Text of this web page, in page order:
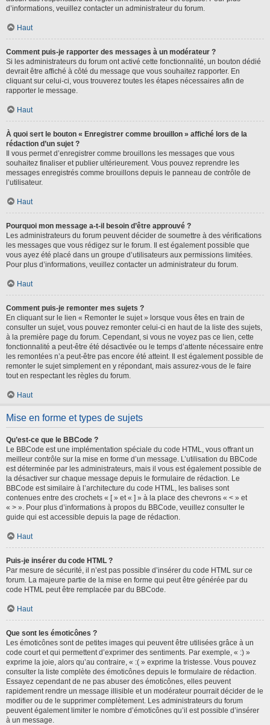
d’informations, veuillez contacter un administrateur du forum.
Haut
Comment puis-je rapporter des messages à un modérateur ?
Si les administrateurs du forum ont activé cette fonctionnalité, un bouton dédié
devrait être affiché à côté du message que vous souhaitez rapporter. En
cliquant sur celui-ci, vous trouverez toutes les étapes nécessaires afin de
rapporter le message.
Haut
À quoi sert le bouton « Enregistrer comme brouillon » affiché lors de la
rédaction d’un sujet ?
Il vous permet d’enregistrer comme brouillons les messages que vous
souhaitez finaliser et publier ultérieurement. Vous pouvez reprendre les
messages enregistrés comme brouillons depuis le panneau de contrôle de
l’utilisateur.
Haut
Pourquoi mon message a-t-il besoin d’être approuvé ?
Les administrateurs du forum peuvent décider de soumettre à des vérifications
les messages que vous rédigez sur le forum. Il est également possible que
vous ayez été placé dans un groupe d’utilisateurs aux permissions limitées.
Pour plus d’informations, veuillez contacter un administrateur du forum.
Haut
Comment puis-je remonter mes sujets ?
En cliquant sur le lien « Remonter le sujet » lorsque vous êtes en train de
consulter un sujet, vous pouvez remonter celui-ci en haut de la liste des sujets,
à la première page du forum. Cependant, si vous ne voyez pas ce lien, cette
fonctionnalité a peut-être été désactivée ou le temps d’attente nécessaire entre
les remontées n’a peut-être pas encore été atteint. Il est également possible de
remonter le sujet simplement en y répondant, mais assurez-vous de le faire
tout en respectant les règles du forum.
Haut
Mise en forme et types de sujets
Qu’est-ce que le BBCode ?
Le BBCode est une implémentation spéciale du code HTML, vous offrant un
meilleur contrôle sur la mise en forme d’un message. L’utilisation du BBCode
est déterminée par les administrateurs, mais il vous est également possible de
la désactiver sur chaque message depuis le formulaire de rédaction. Le
BBCode est similaire à l’architecture du code HTML, les balises sont
contenues entre des crochets « [ » et « ] » à la place des chevrons « < » et
« > ». Pour plus d’informations à propos du BBCode, veuillez consulter le
guide qui est accessible depuis la page de rédaction.
Haut
Puis-je insérer du code HTML ?
Par mesure de sécurité, il n’est pas possible d’insérer du code HTML sur ce
forum. La majeure partie de la mise en forme qui peut être générée par du
code HTML peut être remplacée par du BBCode.
Haut
Que sont les émoticônes ?
Les émoticônes sont de petites images qui peuvent être utilisées grâce à un
code court et qui permettent d’exprimer des sentiments. Par exemple, « :) »
exprime la joie, alors qu’au contraire, « :( » exprime la tristesse. Vous pouvez
consulter la liste complète des émoticônes depuis le formulaire de rédaction.
Essayez cependant de ne pas abuser des émoticônes, elles peuvent
rapidement rendre un message illisible et un modérateur pourrait décider de le
modifier ou de le supprimer complètement. Les administrateurs du forum
peuvent également limiter le nombre d’émoticônes qu’il est possible d’insérer
à un message.